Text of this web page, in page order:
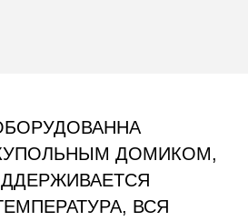
ДОМИКОМ,
ВСЯ